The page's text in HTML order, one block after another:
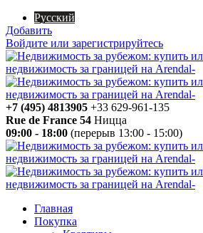
Русский
Добавить
Войдите или зарегистрируйтесь
+7 (495) 4813905 +33 629-961-135
Rue de France 54 Ницца
09:00 - 18:00 (перерыв 13:00 - 15:00)
Главная
Покупка